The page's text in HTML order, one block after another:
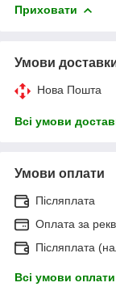
Приховати
Умови
Нова Пошта
Всі умови
Умови оплати
Післяплата
Оплата за
Післяплата
Всі умови оплати